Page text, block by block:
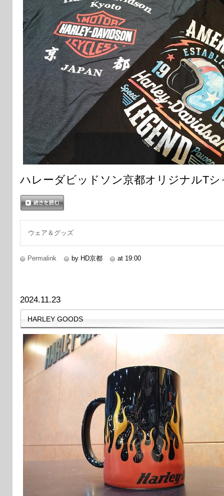
ハレーダビッドソン京都オリジナルT
ウェア＆グッズ
Permalink by HD京都 at 19:00
2024.11.23
HARLEY GOODS